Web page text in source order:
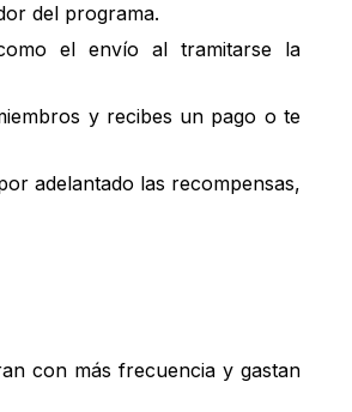
del programa.
el envío al tramitarse la
y recibes un pago o te
adelantado las recompensas,
con más frecuencia y gastan